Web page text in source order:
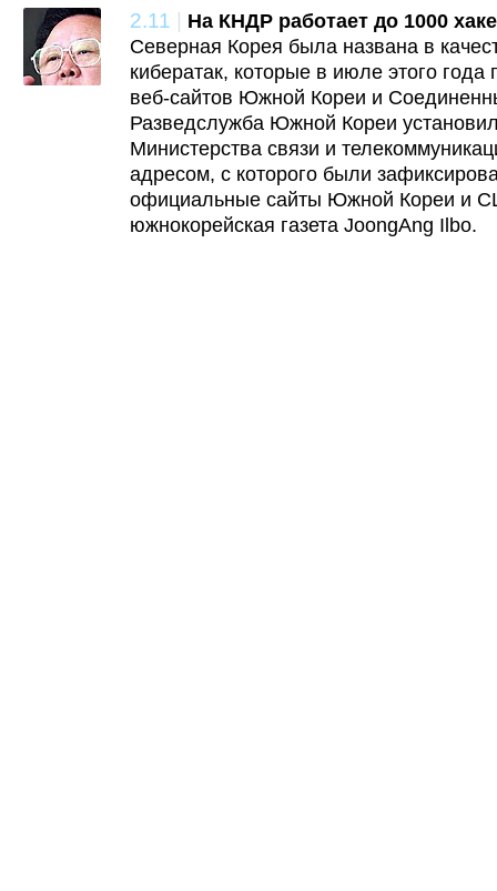
2.11 | На КНДР работает до 1000
Северная Корея была названа в
кибератак, которые в июле этого года
веб-сайтов Южной Кореи и
Разведслужба Южной Кореи
Министерства связи и
адресом, с которого были
официальные сайты Южной Кореи и
южнокорейская газета JoongAng Ilbo.